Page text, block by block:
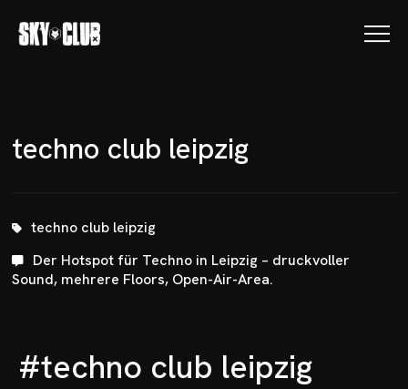
techno club leipzig
techno club leipzig
Der Hotspot für Techno in Leipzig – druckvoller
Sound, mehrere Floors, Open-Air-Area.
#techno club leipzig